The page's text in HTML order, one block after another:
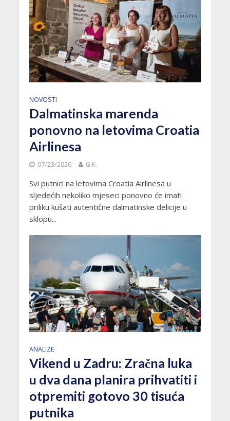
NOVOSTI
Dalmatinska marenda
ponovno na letovima Croatia
Airlinesa
07/23/2026 G.K.
Svi putnici na letovima Croatia Airlinesa u
sljedećih nekoliko mjeseci ponovno će imati
priliku kušati autentične dalmatinske delicije u
sklopu...
ANALIZE
Vikend u Zadru: Zračna luka
u dva dana planira prihvatiti i
otpremiti gotovo 30 tisuća
putnika